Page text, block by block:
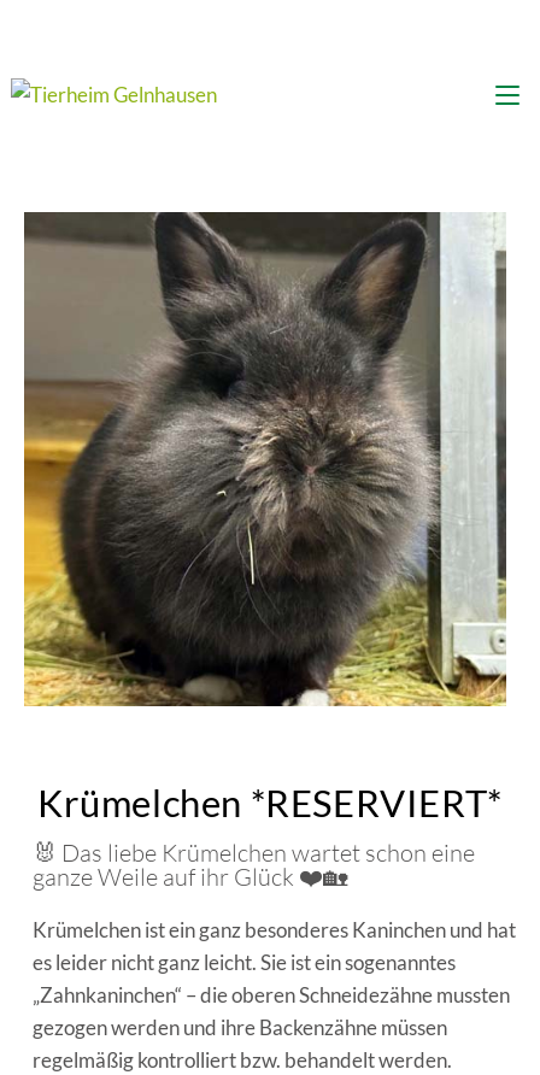
Krümelchen *RESERVIERT*
🐰 Das liebe Krümelchen wartet schon eine
ganze Weile auf ihr Glück ❤️🏡
Krümelchen ist ein ganz besonderes Kaninchen und hat
es leider nicht ganz leicht. Sie ist ein sogenanntes
„Zahnkaninchen“ – die oberen Schneidezähne mussten
gezogen werden und ihre Backenzähne müssen
regelmäßig kontrolliert bzw. behandelt werden.